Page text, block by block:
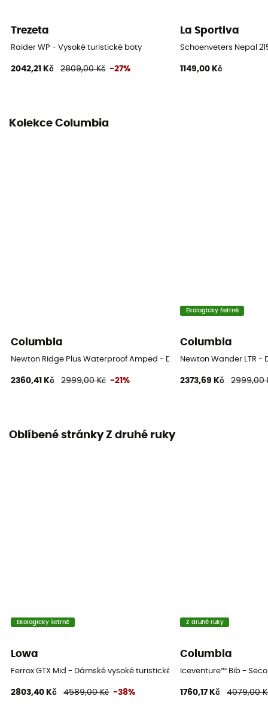
Trezeta
Raider WP - Vysoké turistické boty
2042,21 Kč 2809,00 Kč -27%
La Sportiva
Schoenveters Nepal
1149,00 Kč
Kolekce Columbia
Columbia
Newton Ridge Plus Waterproof Amped - Dámské nízké turistické
2360,41 Kč 2999,00 Kč -21%
Ekologicky šetrné
Columbia
Newton Wander LTR -
2373,69 Kč 2999,00
Oblíbené stránky Z druhé ruky
Ekologicky šetrné
Lowa
Ferrox GTX Mid - Dámské vysoké turistické boty
2803,40 Kč 4589,00 Kč -38%
Z druhé ruky
Columbia
Iceventure™ Bib -
1760,17 Kč 4079,00